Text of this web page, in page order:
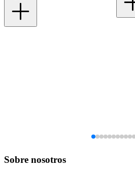
Sobre nosotros